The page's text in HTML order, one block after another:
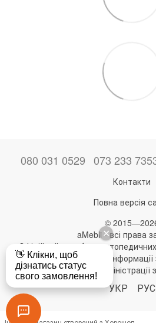
080 031 0529 073 233
Контакти
Повна версія
©
aMebli - всі права
Офіційний виробник
Будь-яке використання
дозволу адміністрації
УКР РУС